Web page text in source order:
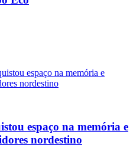
espaço na memória e
nordestino